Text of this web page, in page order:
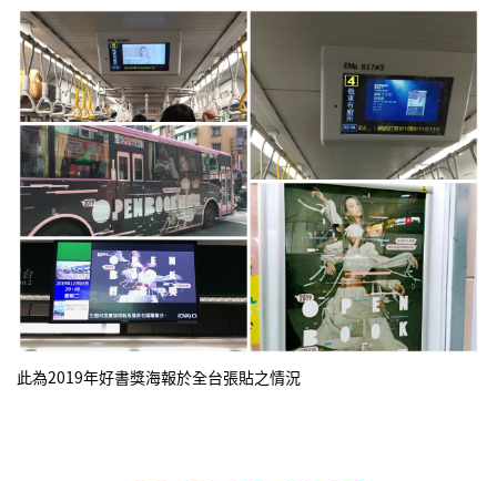
此為2019年好書獎海報於全台張貼之情況